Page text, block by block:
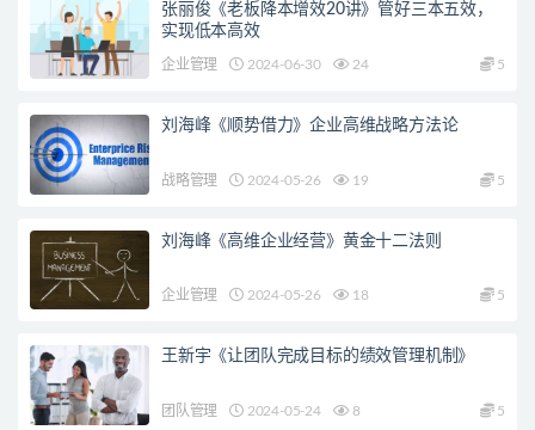
张丽俊《老板降本增效20讲》管好三本五效，
实现低本高效
企业管理 2024-06-30 24 5
刘海峰《顺势借力》企业高维战略方法论
战略管理 2024-05-26 19 5
刘海峰《高维企业经营》黄金十二法则
企业管理 2024-05-26 18 5
王新宇《让团队完成目标的绩效管理机制》
团队管理 2024-05-24 8 5